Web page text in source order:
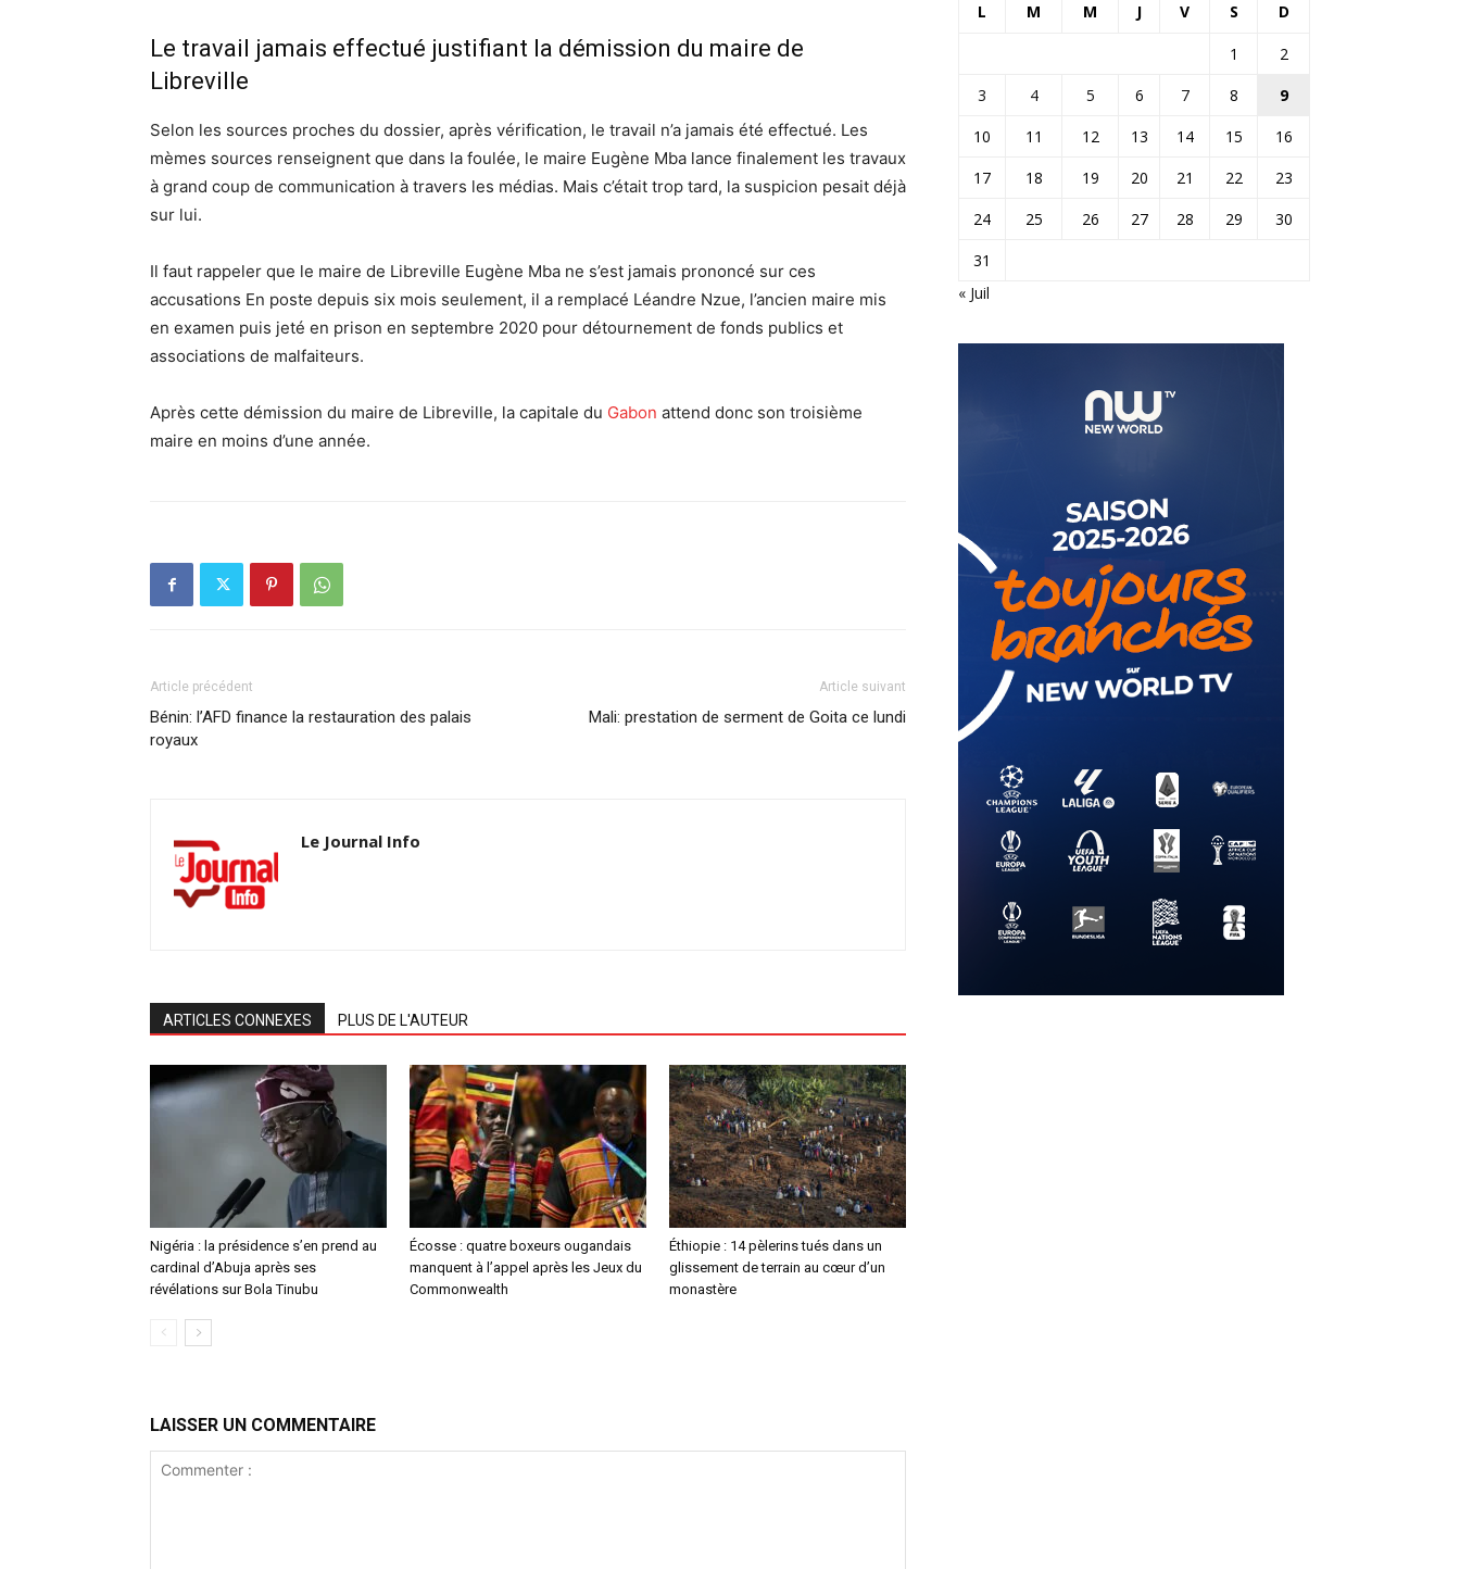
Le travail jamais effectué justifiant la démission du maire de
Libreville
Selon les sources proches du dossier, après vérification, le travail n’a jamais été effectué. Les
mèmes sources renseignent que dans la foulée, le maire Eugène Mba lance finalement les travaux
à grand coup de communication à travers les médias. Mais c’était trop tard, la suspicion pesait déjà
sur lui.
Il faut rappeler que le maire de Libreville Eugène Mba ne s’est jamais prononcé sur ces
accusations En poste depuis six mois seulement, il a remplacé Léandre Nzue, l’ancien maire mis
en examen puis jeté en prison en septembre 2020 pour détournement de fonds publics et
associations de malfaiteurs.
Après cette démission du maire de Libreville, la capitale du Gabon attend donc son troisième
maire en moins d’une année.
Article précédent
Bénin: l’AFD finance la restauration des palais
royaux
Article suivant
Mali: prestation de serment de Goita ce lundi
Le Journal Info
ARTICLES CONNEXES PLUS DE L'AUTEUR
Nigéria : la présidence s’en prend au
cardinal d’Abuja après ses
révélations sur Bola Tinubu
Écosse : quatre boxeurs ougandais
manquent à l’appel après les Jeux du
Commonwealth
Éthiopie : 14 pèlerins tués dans un
glissement de terrain au cœur d’un
monastère
LAISSER UN COMMENTAIRE
L M M J V S D
1
2
3
4 5 6 7 8
9
10
11 12 13 14 15
16
17
18 19 20 21 22
23
24
25 26 27 28 29
30
31
« Juil